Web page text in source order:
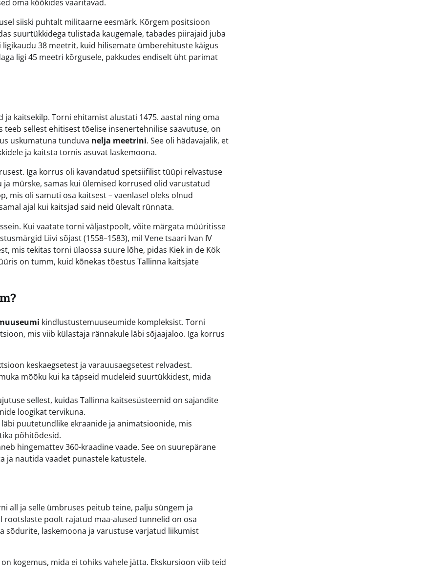
oma köökides vaaritavad.
siiski puhtalt militaarne eesmärk. Kõrgem positsioon
suurtükkidega tulistada kaugemale, tabades piirajaid juba
38 meetrit, kuid hilisemate ümberehituste käigus
ligi 45 meetri kõrgusele, pakkudes endiselt üht parimat
kaitsekilp. Torni ehitamist alustati 1475. aastal ning oma
teeb sellest ehitisest tõelise insenertehnilise saavutuse, on
uskumatuna tunduva nelja meetrini. See oli hädavajalik, et
ja kaitsta tornis asuvat laskemoona.
Iga korrus oli kavandatud spetsiifilist tüüpi relvastuse
mürske, samas kui ülemised korrused olid varustatud
mis oli samuti osa kaitsest – vaenlasel oleks olnud
ajal kui kaitsjad said neid ülevalt rünnata.
Kui vaatate torni väljastpoolt, võite märgata müüritisse
Liivi sõjast (1558–1583), mil Vene tsaari Ivan IV
mis tekitas torni ülaossa suure lõhe, pidas Kiek in de Kök
on tumm, kuid kõnekas tõestus Tallinna kaitsjate
kindlustustemuuseumide kompleksist. Torni
mis viib külastaja rännakule läbi sõjaajaloo. Iga korrus
keskaegsetest ja varauusaegsetest relvadest.
mõõku kui ka täpseid mudeleid suurtükkidest, mida
sellest, kuidas Tallinna kaitsesüsteemid on sajandite
loogikat tervikuna.
puutetundlike ekraanide ja animatsioonide, mis
põhitõdesid.
hingemattev 360-kraadine vaade. See on suurepärane
ja nautida vaadet punastele katustele.
all ja selle ümbruses peitub teine, palju süngem ja
rootslaste poolt rajatud maa-alused tunnelid on osa
sõdurite, laskemoona ja varustuse varjatud liikumist
kogemus, mida ei tohiks vahele jätta. Ekskursioon viib teid